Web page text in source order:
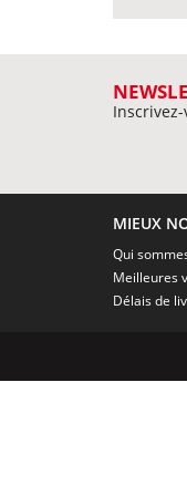
MIEUX
Qui
Meilleures
Délais de